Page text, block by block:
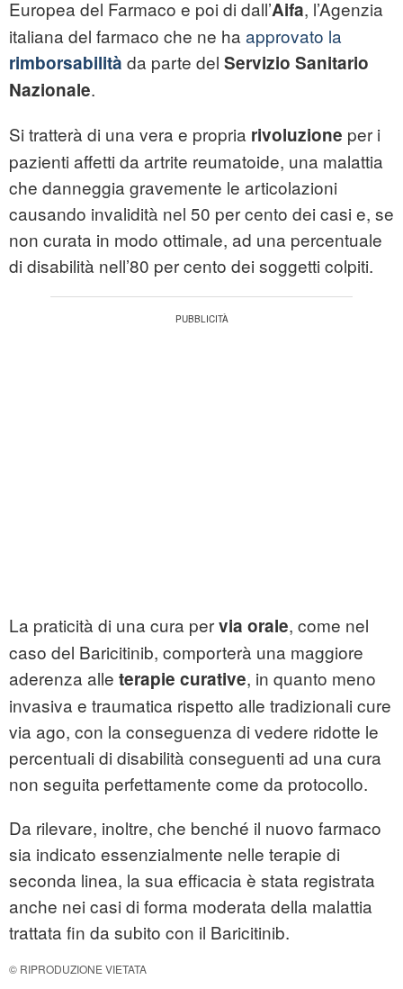
Europea del Farmaco e poi di dall’Aifa, l’Agenzia
italiana del farmaco che ne ha approvato la
rimborsabilità da parte del Servizio Sanitario
Nazionale.
Si tratterà di una vera e propria rivoluzione per i
pazienti affetti da artrite reumatoide, una malattia
che danneggia gravemente le articolazioni
causando invalidità nel 50 per cento dei casi e, se
non curata in modo ottimale, ad una percentuale
di disabilità nell’80 per cento dei soggetti colpiti.
La praticità di una cura pervia orale, come nel
caso del Baricitinib, comporterà una maggiore
aderenza alle terapie curative, in quanto meno
invasiva e traumatica rispetto alle tradizionali cure
via ago, con la conseguenza di vedere ridotte le
percentuali di disabilità conseguenti ad una cura
non seguita perfettamente come da protocollo.
Da rilevare, inoltre, che benché il nuovo farmaco
sia indicato essenzialmente nelle terapie di
seconda linea, la sua efficacia è stata registrata
anche nei casi di forma moderata della malattia
trattata fin da subito con il Baricitinib.
© RIPRODUZIONE VIETATA